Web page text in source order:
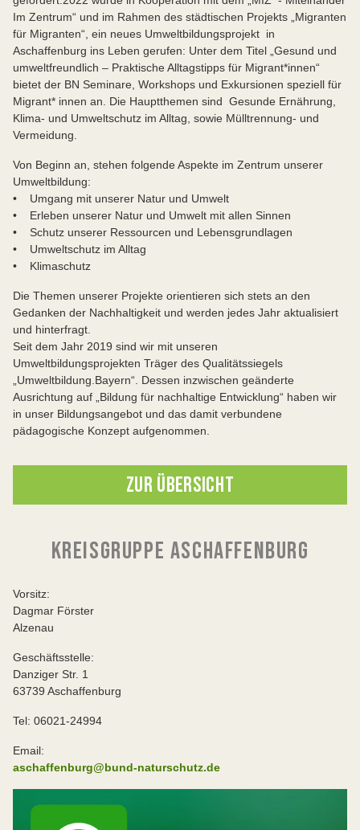
Im Zentrum“ und im Rahmen des städtischen Projekts „Migranten
für Migranten“, ein neues Umweltbildungsprojekt in
Aschaffenburg ins Leben gerufen: Unter dem Titel „Gesund und
umweltfreundlich – Praktische Alltagstipps für Migrant*innen“
bietet der BN Seminare, Workshops und Exkursionen speziell für
Migrant* innen an. Die Hauptthemen sind Gesunde Ernährung,
Klima- und Umweltschutz im Alltag, sowie Mülltrennung- und
Vermeidung.
Von Beginn an, stehen folgende Aspekte im Zentrum unserer
Umweltbildung:
• Umgang mit unserer Natur und Umwelt
• Erleben unserer Natur und Umwelt mit allen Sinnen
• Schutz unserer Ressourcen und Lebensgrundlagen
• Umweltschutz im Alltag
• Klimaschutz
Die Themen unserer Projekte orientieren sich stets an den
Gedanken der Nachhaltigkeit und werden jedes Jahr aktualisiert
und hinterfragt.
Seit dem Jahr 2019 sind wir mit unseren
Umweltbildungsprojekten Träger des Qualitätssiegels
„Umweltbildung.Bayern“. Dessen inzwischen geänderte
Ausrichtung auf „Bildung für nachhaltige Entwicklung“ haben wir
in unser Bildungsangebot und das damit verbundene
pädagogische Konzept aufgenommen.
ZUR ÜBERSICHT
KREISGRUPPE ASCHAFFENBURG
Vorsitz:
Dagmar Förster
Alzenau
Geschäftsstelle:
Danziger Str. 1
63739 Aschaffenburg
Tel: 06021-24994
Email:
aschaffenburg@bund-naturschutz.de